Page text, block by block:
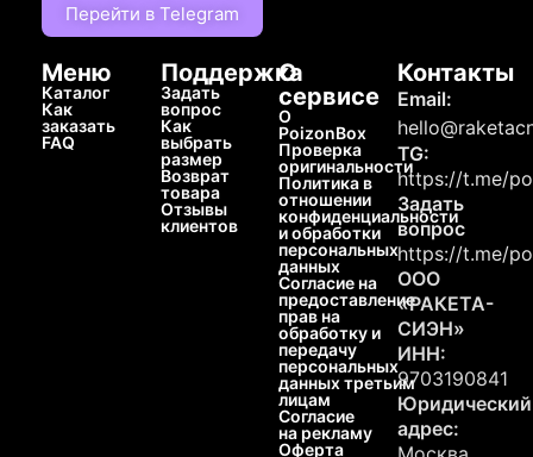
Перейти в Telegram
Меню
Каталог
Как
заказать
FAQ
Поддержка
Задать
вопрос
Как
выбрать
размер
Возврат
товара
Отзывы
клиентов
О
сервисе
О
PoizonBox
Проверка
оригинальности
Политика в
отношении
конфиденциальности
и обработки
персональных
данных
Согласие на
предоставление
прав на
обработку и
передачу
персональных
данных третьим
лицам
Согласие
на рекламу
Оферта
Контакты
Email:
TG:
https://t.me/
Задать
вопрос
https://t.me/
ООО
«РАКЕТА-
СИЭН»
ИНН:
9703190841
Юридический
адрес: